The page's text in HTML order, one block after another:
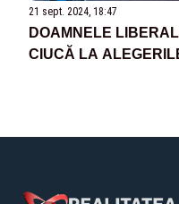
21 sept. 2024, 18:47
DOAMNELE
CIUCĂ LA